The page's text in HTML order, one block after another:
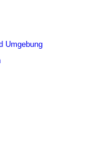
Umgebung